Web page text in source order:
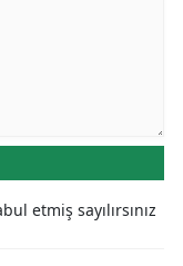
etmiş sayılırsınız